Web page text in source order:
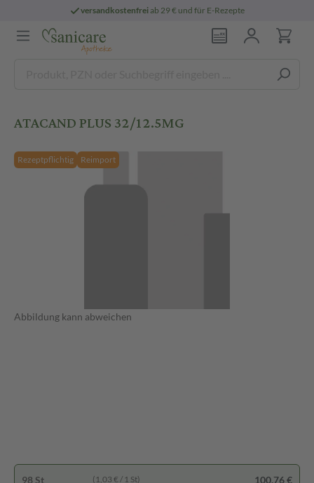
versandkostenfreiab 29 € und für E-Rezepte
ATACAND PLUS 32/12.5MG
Rezeptpflichtig Reimport
Abbildung kann abweichen
98 St (1,03 € / 1 St) 100,76 €